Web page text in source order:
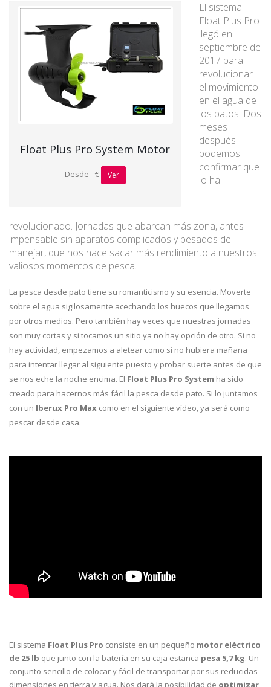
Float Plus Pro System Motor
Desde - € Ver
El sistema
Float Plus Pro
llegó en
septiembre de
2017 para
revolucionar
el movimiento
en el agua de
los patos. Dos
meses
después
podemos
confirmar que
lo ha
revolucionado. Jornadas que abarcan más zona, antes
impensable sin aparatos complicados y pesados de
manejar, que nos hace sacar más rendimiento a nuestros
valiosos momentos de pesca.
La pesca desde pato tiene su romanticismo y su esencia. Moverte
sobre el agua sigilosamente acechando los huecos que llegamos
por otros medios. Pero también hay veces que nuestras jornadas
son muy cortas y si tocamos un sitio ya no hay opción de otro. Si no
hay actividad, empezamos a aletear como si no hubiera mañana
para intentar llegar al siguiente puesto y probar suerte antes de que
se nos eche la noche encima. El Float Plus Pro System ha sido
creado para hacernos más fácil la pesca desde pato. Si lo juntamos
con un Iberux Pro Max como en el siguiente vídeo, ya será como
pescar desde casa.
El sistema Float Plus Pro consiste en un pequeño motor eléctrico
de 25 lb que junto con la batería en su caja estanca pesa 5,7 kg. Un
conjunto sencillo de colocar y fácil de transportar por sus reducidas
dimensiones en tierra y agua. Nos dará la posibilidad de optimizar